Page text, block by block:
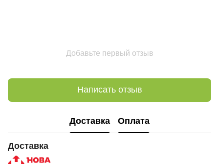
Добавьте первый отзыв
Написать отзыв
Доставка Оплата
Доставка